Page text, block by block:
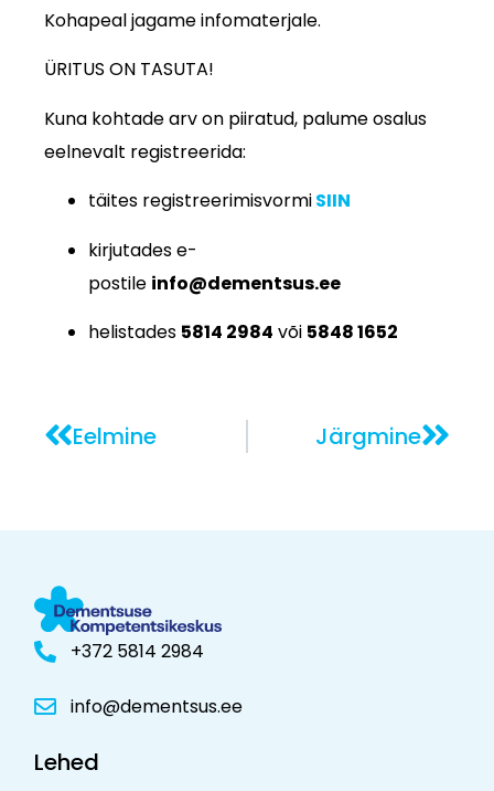
Kohapeal jagame infomaterjale.
ÜRITUS ON TASUTA!
Kuna kohtade arv on piiratud, palume osalus
eelnevalt registreerida:
täites registreerimisvormiSIIN
kirjutades e-
postile info@dementsus.ee
helistades 5814 2984 või 5848 1652
Eelmine Järgmine
+372 5814 2984
info@dementsus.ee
Lehed